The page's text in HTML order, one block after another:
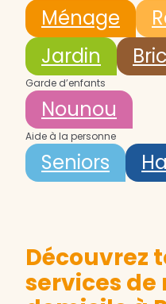
Ménage
Jardin
Garde d’enfants
Nounou
Aide à la personne
Seniors
Découvrez
services de